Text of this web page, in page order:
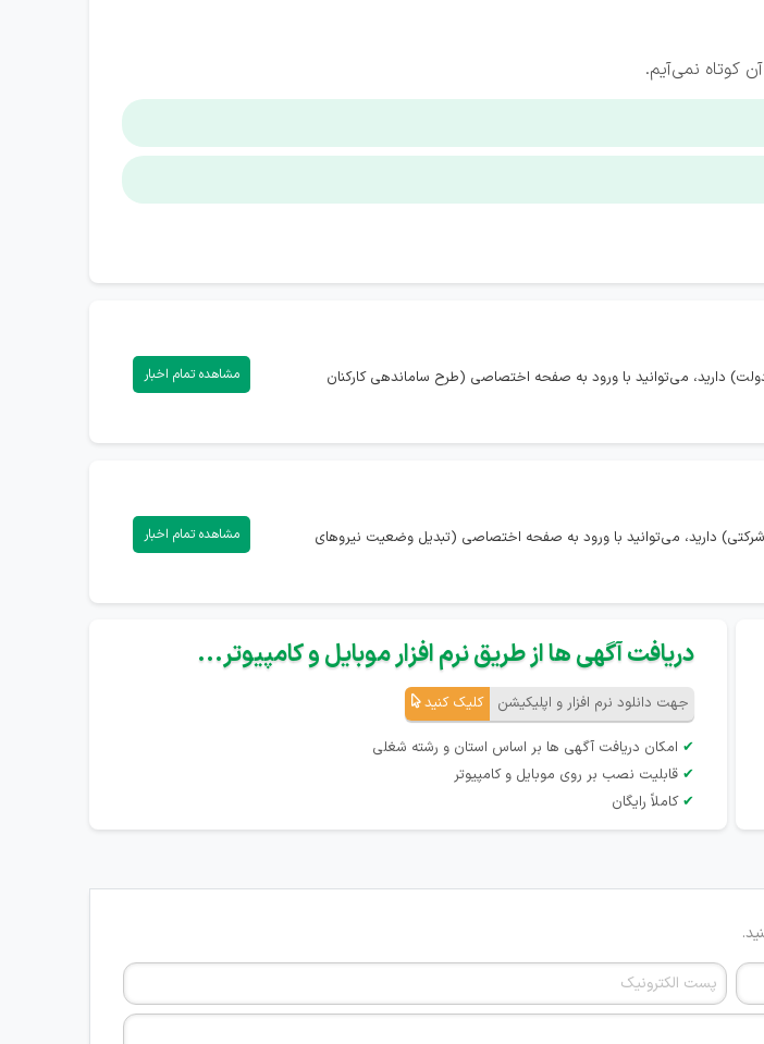
کوتاه نمی‌آیم.
دارید، می‌توانید با ورود به صفحه اختصاصی (طرح ساماندهی کارکنان
مشاهده تمام اخبار
دارید، می‌توانید با ورود به صفحه اختصاصی (تبدیل وضعیت نیروهای
مشاهده تمام اخبار
دریافت آگهی ها از طریق نرم افزار موبایل و کامپیوتر...
جهت دانلود نرم افزار و اپلیکیشن کلیک کنید
✔ امکان دریافت آگهی ها بر اساس استان و رشته شغلی
✔ قابلیت نصب بر روی موبایل و کامپیوتر
✔ کاملاً رایگان